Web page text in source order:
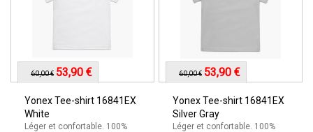
Yonex Tee-shirt 16841EX
White
Léger et confortable. 100%
60,00 € 53,90 €
Yonex Tee-shirt 16841EX
Silver Gray
Léger et confortable. 100%
60,00 € 53,90 €